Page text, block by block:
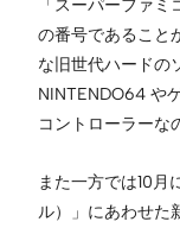
の番号であること
な旧世代ハードの
NINTENDO64 や
コントローラーな
また一方では10
ル）」にあわせた